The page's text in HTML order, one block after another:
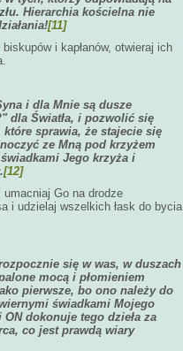
Hierarchia kościelna nie
[11]
i kapłanów, otwieraj ich
i dla Mnie są dusze
dla Światła, i pozwolić się
sprawia, że stajecie się
ze Mną pod krzyżem
Jego krzyża i
[12]
Go na drodze
i udzielaj wszelkich łask do bycia
się w was, w duszach
mocą i płomieniem
pierwsze, bo ono należy do
świadkami Mojego
dokonuje tego dzieła za
co jest prawdą wiary